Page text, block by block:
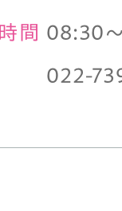
間 08:30
022-